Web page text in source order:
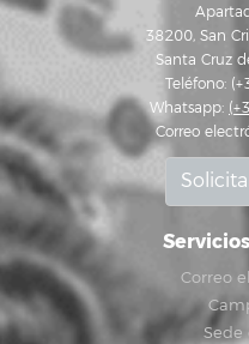
38200, San
Santa Cruz
Teléfono:
Whatsapp:
Correo
Correo
Sede